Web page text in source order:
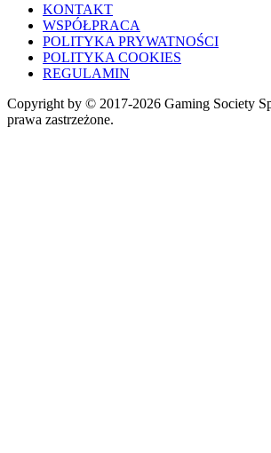
KONTAKT
WSPÓŁPRACA
POLITYKA PRYWATNOŚCI
POLITYKA COOKIES
REGULAMIN
Copyright by © 2017-2026 Gaming Society
prawa zastrzeżone.